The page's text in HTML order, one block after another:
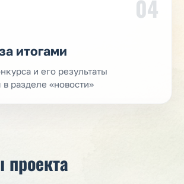
04
итогами
и его результаты
разделе «новости»